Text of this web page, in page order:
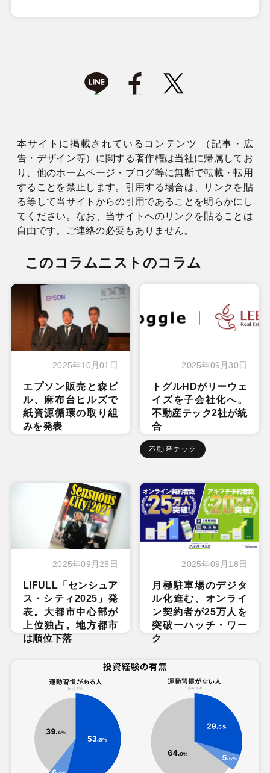
本サイトに掲載されているコンテンツ （記事・広
告・デザイン等）に関する著作権は当社に帰属してお
り、他のホームページ・ブログ等に無断で転載・転用
することを禁止します。引用する場合は、リンクを貼
る等して当サイトからの引用であることを明らかにし
てください。なお、当サイトへのリンクを貼ることは
自由です。ご連絡の必要もありません。
このコラムニストのコラム
2025年10月01日
エプソン販売と森ビ
ル、麻布台ヒルズで
紙資源循環の取り組
みを発表
2025年09月30日
トグルHDがリーウェ
イズを子会社化へ。
不動産テック2社が統
合
不動産テック
2025年09月25日
LIFULL「センシュア
ス・シティ2025」発
表。大都市中心部が
上位独占。地方都市
は順位下落
2025年09月18日
月極駐車場のデジタ
ル化進む、オンライ
ン契約者が25万人を
突破ーハッチ・ワー
ク